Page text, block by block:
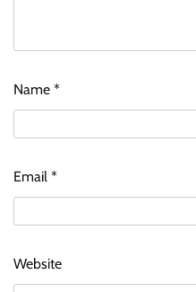
Name *
Email *
Website